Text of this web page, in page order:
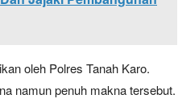
oleh Polres Tanah Karo.
namun penuh makna tersebut.